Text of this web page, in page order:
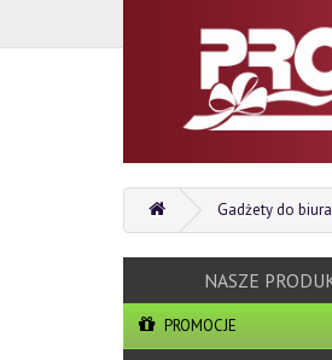
Gadżety do biura
PROMOCJE